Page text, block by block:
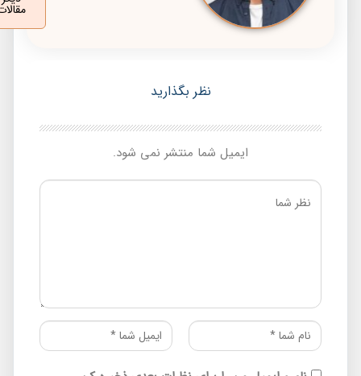
مقالات
نظر بگذارید
ایمیل شما منتشر نمی شود.